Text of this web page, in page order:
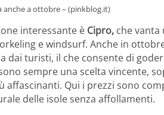
anche a ottobre – (pinkblog.it)
interessante è Cipro, che
e windsurf. Anche in
dai turisti, il che consente di
sempre una scelta vincente,
affascinanti. Qui i prezzi sono
delle isole senza affollamenti.